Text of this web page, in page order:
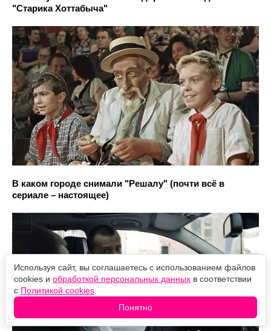
"Старика Хоттабыча"
В каком городе снимали "Решалу" (почти всё в
сериале – настоящее)
Используя сайт, вы соглашаетесь с использованием файлов
cookies и обработкой персональных данных в соответствии
с Политикой cookies
Понятно